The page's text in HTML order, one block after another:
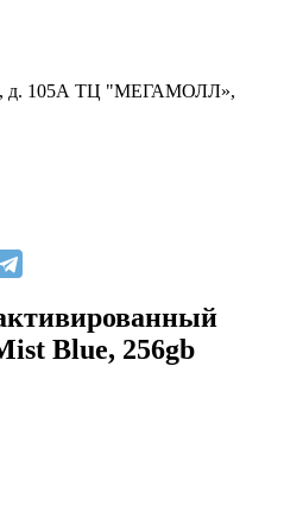
д. 105А ТЦ "МЕГАМОЛЛ»,
Blue, 256gb